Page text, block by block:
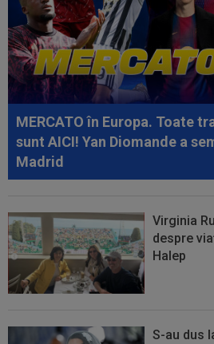
Dalian Yingbo aproape l-au lăsat
10:08 OFICIAL
Atacantul dorit de
Serie B: ”Am spus 'da' imediat”
09:52 OFICIAL
A semnat: de la
2026, în SuperLiga României!
MERCATO în Europa. Toate
sunt AICI! Yan Diomande a
Madrid
Virginia
despre
Halep
S-au dus